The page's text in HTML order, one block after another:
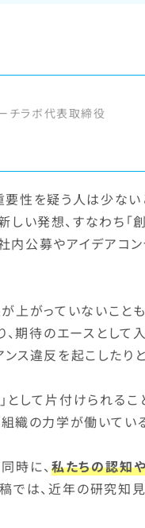
チラボ代表取締役
性を疑う人は少な
い発想、すなわち「
公募やアイデアコ
上がっていないこと
期待のエースとして
ス違反を起こしたり
として片付けられる
織の力学が働いてい
時に、 私たちの認知
では、近年の研究知